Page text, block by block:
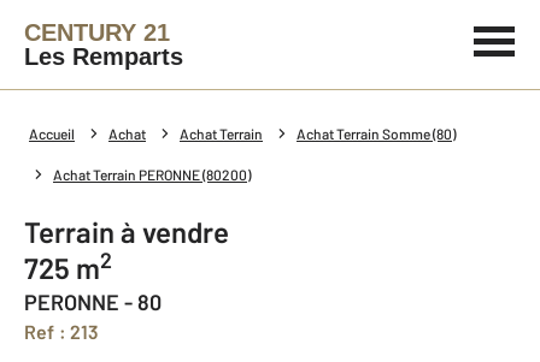
CENTURY 21
Les Remparts
Accueil Achat Achat Terrain Achat Terrain Somme (80)
Achat Terrain PERONNE (80200)
Terrain à vendre
725 m2
PERONNE - 80
Ref : 213